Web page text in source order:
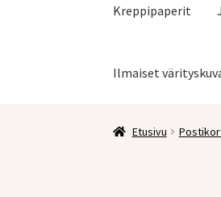
Kreppipaperit
Ilmaiset
Etusivu